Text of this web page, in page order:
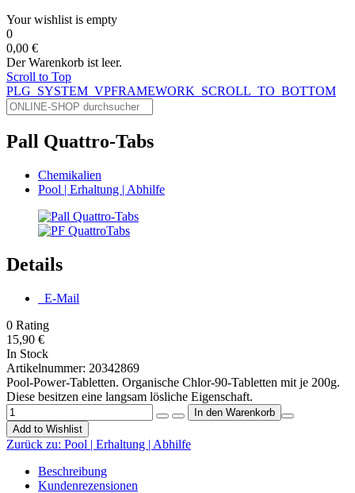
Your wishlist is empty
0
0,00 €
Der Warenkorb ist leer.
Scroll to Top
PLG_SYSTEM_VPFRAMEWORK_SCROLL_TO_BOTTOM
Pall Quattro-Tabs
Chemikalien
Pool | Erhaltung | Abhilfe
Details
E-Mail
0 Rating
15,90 €
In Stock
Artikelnummer: 20342869
Pool-Power-Tabletten. Organische Chlor-90-Tabletten mit je 200g.
Diese besitzen eine langsam lösliche Eigenschaft.
Add to Wishlist
Zurück zu: Pool | Erhaltung | Abhilfe
Beschreibung
Kundenrezensionen